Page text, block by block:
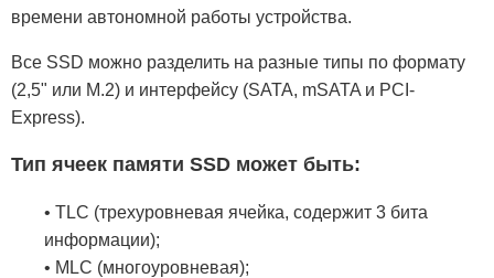
времени автономной работы устройства.
Все SSD можно разделить на разные типы по формату
(2,5" или M.2) и интерфейсу (SATA, mSATA и PCI-
Express).
Тип ячеек памяти SSD может быть:
• TLC (трехуровневая ячейка, содержит 3 бита
информации);
• MLC (многоуровневая);